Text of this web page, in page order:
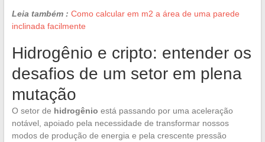
Leia também : Como calcular em m2 a área de uma parede
inclinada facilmente
Hidrogênio e cripto: entender os
desafios de um setor em plena
mutação
O setor de hidrogênio está passando por uma aceleração
notável, apoiado pela necessidade de transformar nossos
modos de produção de energia e pela crescente pressão